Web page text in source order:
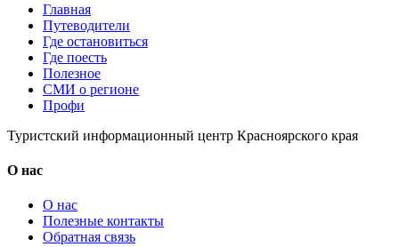
Главная
Путеводители
Где остановиться
Где поесть
Полезное
СМИ о регионе
Профи
Туристский информационный центр Красноярского края
О нас
О нас
Полезные контакты
Обратная связь